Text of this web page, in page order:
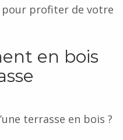
pour profiter de votre
en bois
terrasse en bois ?